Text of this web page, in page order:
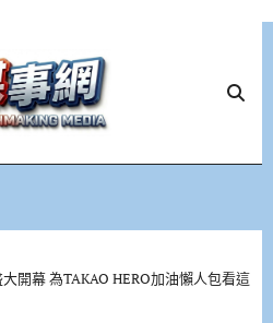
開幕 為TAKAO HERO加油懶人包看這